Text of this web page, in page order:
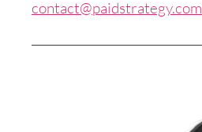
contact@paidstrategy.com